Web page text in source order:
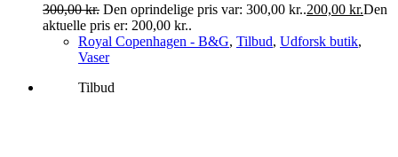
300,00kr. Den oprindelige pris var: 300,00 kr..200,00 kr.Den
aktuelle pris er: 200,00 kr..
Royal Copenhagen - B&G, Tilbud, Udforsk butik,
Vaser
Tilbud